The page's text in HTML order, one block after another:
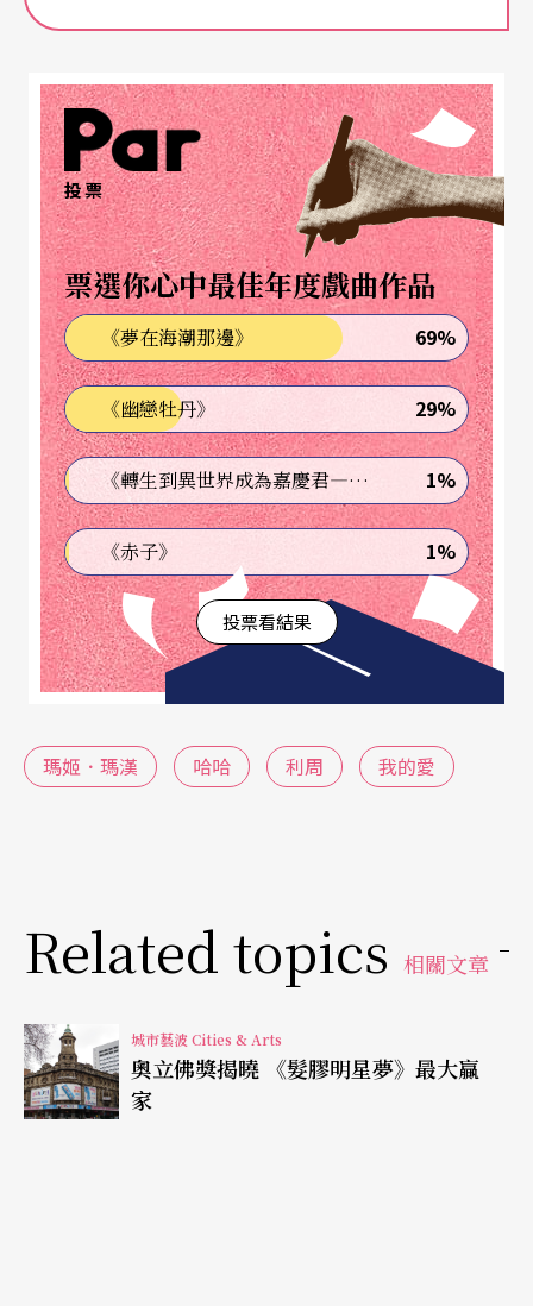
走進劇院，舞台上已坐著一群背向觀眾席的觀眾，
偶是舞台裝置的一部分。舞台前方一排椅子和譜
架，四女三男「舞者」上台，人人著黑色禮服，在
譜架前坐定，如同要上演一場室內樂演出。不同的
是，這場室內樂是台上七人的笑聲和談話所組成。
觀眾席間反應先對此新奇表演形式感到逗趣，七人
笑聲和笑岔氣的談話斷句此起彼落，節奏音樂感實
在。整晚演出形式如此持續，唯一不同是台上七人
的台詞。他們互相問：「你為什麼要笑？」「沒
啊」「人生就是要笑得開心」，其中包含不雅的笑
話，取笑別人、自嘲花錢去看不懂的表演等等。從
頭到尾，台上七名真人都沒有離開他們的座位，作
品名叫「哈哈」，而他們真真是從頭笑到尾。默默
目睹這一切的觀眾，不禁要自問：笑要引發什麼感
情？當所有不同輕重、善意和惡意題材都可以可笑
態度面對時，又是怎樣的景況？笑的本身一定是好
笑？或可是荒繆、無奈？
下後，表演結束。道具是「哈哈」最精采的部分，
眼見真人大小人偶的座椅一下如積木倒下，每個座
椅毫無差錯，包括必須保護表演者，連人帶椅地倒
下而不受傷，成功漂亮。
投票
票選你心中最佳年度戲曲作品
《夢在海潮那邊》 69%
《幽戀牡丹》 29%
《轉生到異世界成為嘉慶君—發現我的祖先是詐騙集團!?》 1%
《赤子》 1%
投票看結果
瑪姬．瑪漢 哈哈 利周 我的愛
Related topics 相關文章
城市藝波 Cities & Arts
奧立佛獎揭曉 《髮膠明星夢》最大贏
家